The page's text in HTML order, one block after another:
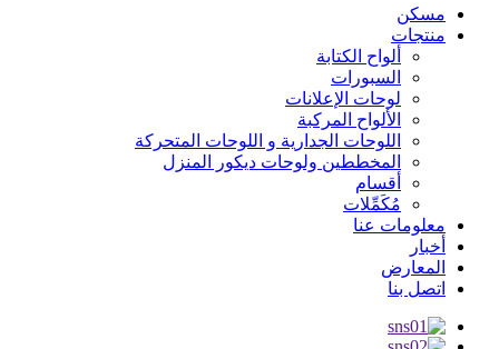
مسكن
منتجات
ألواح الكتابة
السبورات
لوحات الإعلانات
الألواح المركبة
اللوحات الجدارية و اللوحات المتحركة
المخططين ولوحات ديكور المنزل
أقسام
مُكَمِّلات
معلومات عنا
أخبار
المعارض
اتصل بنا